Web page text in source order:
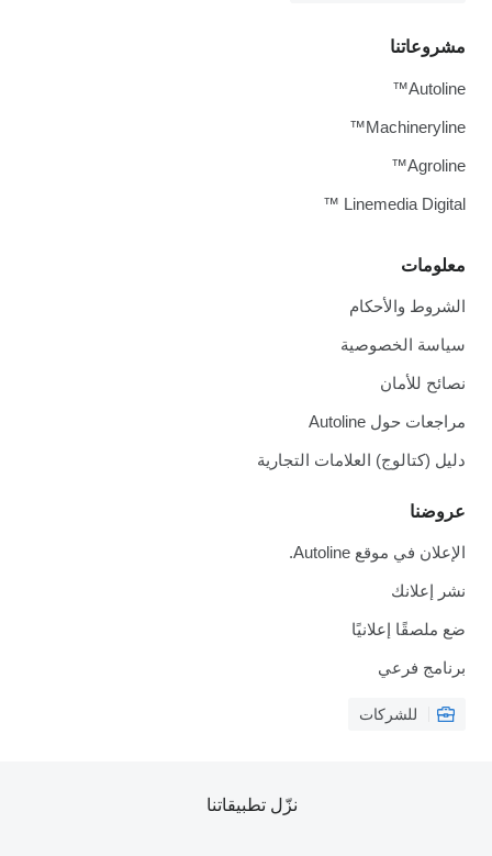
معلومات
الشروط والأحكام
سياسة الخصوصية
نصائح للأمان
مراجعات حول Autoline
دليل (كتالوج) العلامات التجارية
عروضنا
الإعلان في موقع Autoline.
نشر إعلانك
ضع ملصقًا إعلانيًا
برنامج فرعي
للشركات
مشروعاتنا
Autoline™
Machineryline™
Agroline™
Linemedia Digital ™
نزّل تطبيقاتنا